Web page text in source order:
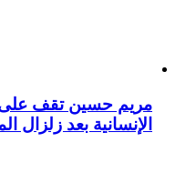
مريم حسين تقف على
الإنسانية بعد زلزال